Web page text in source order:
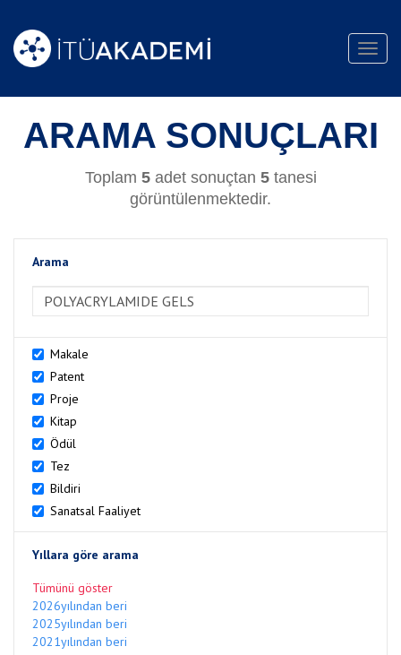
ARAMA SONUÇLARI
Toplam 5adet sonuçtan 5tanesi
görüntülenmektedir.
Arama
Makale
Patent
Proje
Kitap
Ödül
Tez
Bildiri
Sanatsal Faaliyet
Yıllara göre arama
Tümünü göster
2026yılından beri
2025yılından beri
2021yılından beri